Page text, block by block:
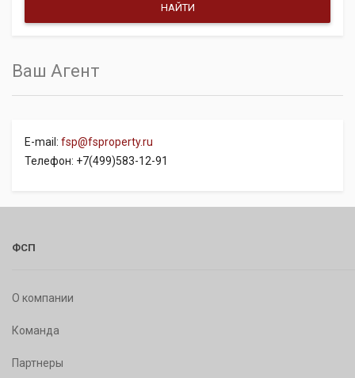
Ваш Агент
E-mail: fsp@fsproperty.ru
Телефон: +7(499)583-12-91
ФСП
О компании
Команда
Партнеры